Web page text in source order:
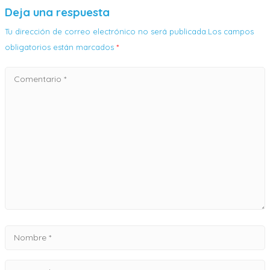
Deja una respuesta
Tu dirección de correo electrónico no será publicada.Los campos
obligatorios están marcados *